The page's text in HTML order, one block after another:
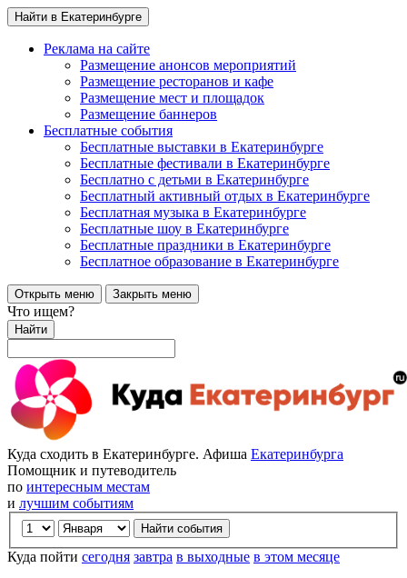
Найти в Екатеринбурге
Реклама на сайте
Размещение анонсов мероприятий
Размещение ресторанов и кафе
Размещение мест и площадок
Размещение баннеров
Бесплатные события
Бесплатные выставки в Екатеринбурге
Бесплатные фестивали в Екатеринбурге
Бесплатно с детьми в Екатеринбурге
Бесплатный активный отдых в Екатеринбурге
Бесплатная музыка в Екатеринбурге
Бесплатные шоу в Екатеринбурге
Бесплатные праздники в Екатеринбурге
Бесплатное образование в Екатеринбурге
Открыть меню Закрыть меню
Что ищем?
Найти
Куда сходить в Екатеринбурге. Афиша Екатеринбурга
Помощник и путеводитель
по интересным местам
и лучшим событиям
Куда пойти сегодня завтра в выходные в этом месяце